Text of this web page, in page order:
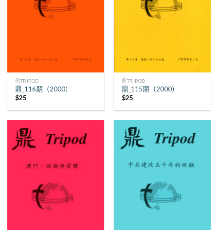
鼎TRIPOD
鼎_116期（2000）
$25
鼎TRIPOD
鼎_115期（2000）
$25